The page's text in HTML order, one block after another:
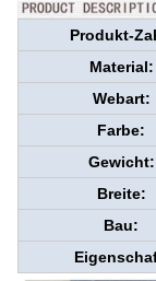
Produkt-
Material:
Webart:
Farbe:
Gewicht:
Breite:
Bau: